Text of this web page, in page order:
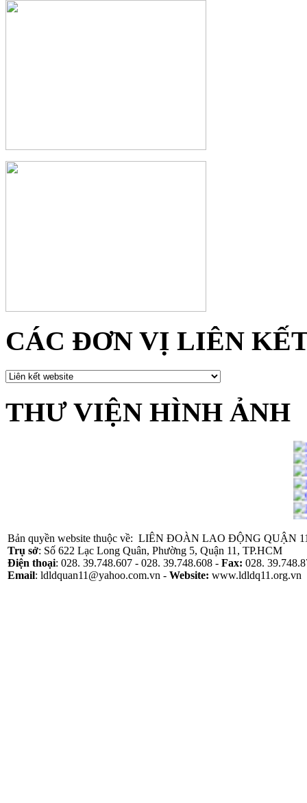
CÁC ĐƠN VỊ LIÊN
THƯ VIỆN HÌNH ẢNH
Bản quyền website thuộc về: LIÊN ĐOÀN LAO ĐỘNG QUẬN
Trụ sở: Số 622 Lạc Long Quân, Phường 5, Quận 11, TP.HCM
Điện thoại: 028. 39.748.607 - 028. 39.748.608 - Fax: 028.
Email: ldldquan11@yahoo.com.vn - Website: www.ldldq11.org.vn